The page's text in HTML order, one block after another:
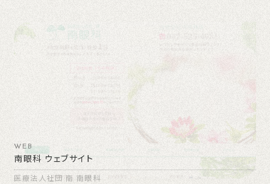
WEB
南眼科 ウェブサイト
医療法人社団 南 南眼科